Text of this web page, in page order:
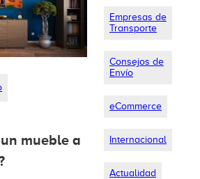
mueble a
Empresas de
Transporte
Consejos de
Envío
eCommerce
Internacional
Actualidad